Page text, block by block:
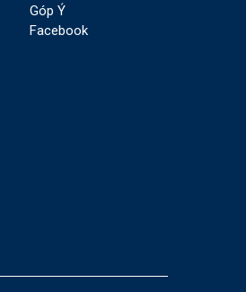
Góp Ý
Facebook